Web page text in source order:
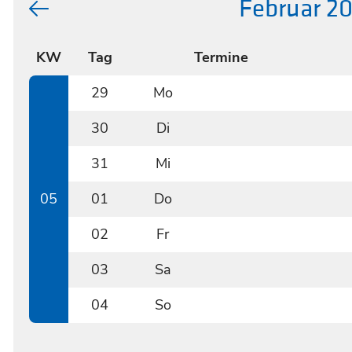
Februar
KW Tag Termine
05
29
Mo
30
Di
31
Mi
01
Do
02
Fr
03
Sa
04
So